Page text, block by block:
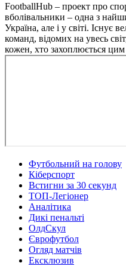
FootballHub – проект про
вболівальники – одна з
Україна, але і у світі. Існує
команд, відомих на увесь
кожен, хто захоплюється
Футбольний на голову
Кіберспорт
Встигни за 30 секунд
ТОП-Легіонер
Аналітика
Дикі пенальті
ОлдСкул
Єврофутбол
Огляд матчів
Ексклюзив